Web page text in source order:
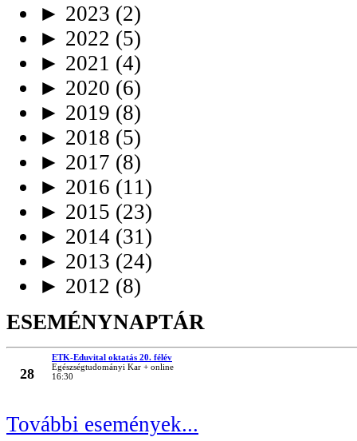
► 2023 (2)
► 2022 (5)
► 2021 (4)
► 2020 (6)
► 2019 (8)
► 2018 (5)
► 2017 (8)
► 2016 (11)
► 2015 (23)
► 2014 (31)
► 2013 (24)
► 2012 (8)
ESEMÉNYNAPTÁR
28
ETK-Eduvital oktatás 20. félév
Egészségtudományi Kar + online
16:30
További események...